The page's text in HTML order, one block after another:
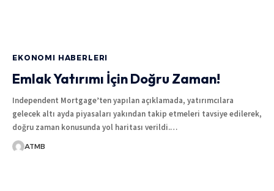
EKONOMI HABERLERI
Emlak Yatırımı İçin Doğru Zaman!
Independent Mortgage’ten yapılan açıklamada, yatırımcılara
gelecek altı ayda piyasaları yakından takip etmeleri tavsiye edilerek,
doğru zaman konusunda yol haritası verildi.…
ATMB